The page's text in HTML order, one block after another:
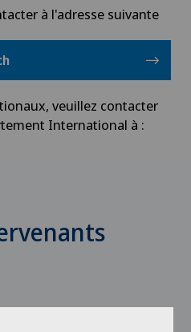
à l'adresse suivante
veuillez contacter
International à :